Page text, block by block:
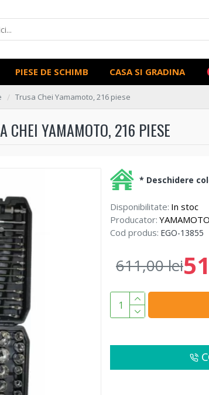
PIESE DE SCHIMB CASA SI GRADINA
Trusa Chei Yamamoto, 216 piese
CHEI YAMAMOTO, 216 PIESE
Disponibilitate: In stoc
Producator: YAMAMOTO
Cod produs: EGO-13855
611,00 lei
* Deschidere